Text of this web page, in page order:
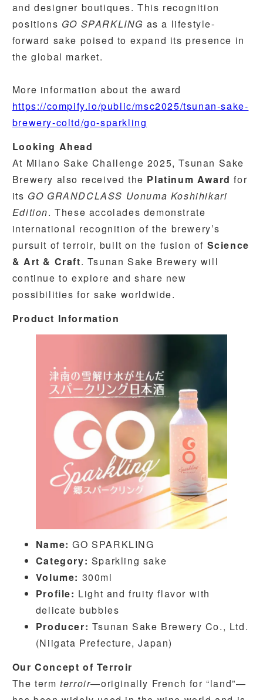
and designer boutiques. This recognition
positions GO SPARKLING as a lifestyle-
forward sake poised to expand its presence in
the global market.
More information about the award
https://compify.io/public/msc2025/tsunan-sake-
brewery-coltd/go-sparkling
Looking Ahead
At Milano Sake Challenge 2025, Tsunan Sake
Brewery also received the Platinum Award for
its GO GRANDCLASS Uonuma Koshihikari
Edition. These accolades demonstrate
international recognition of the brewery’s
pursuit of terroir, built on the fusion of Science
& Art & Craft. Tsunan Sake Brewery will
continue to explore and share new
possibilities for sake worldwide.
Product Information
Name: GO SPARKLING
Category: Sparkling sake
Volume: 300ml
Profile: Light and fruity flavor with
delicate bubbles
Producer: Tsunan Sake Brewery Co., Ltd.
(Niigata Prefecture, Japan)
Our Concept of Terroir
The termterroir—originally French for “land”—